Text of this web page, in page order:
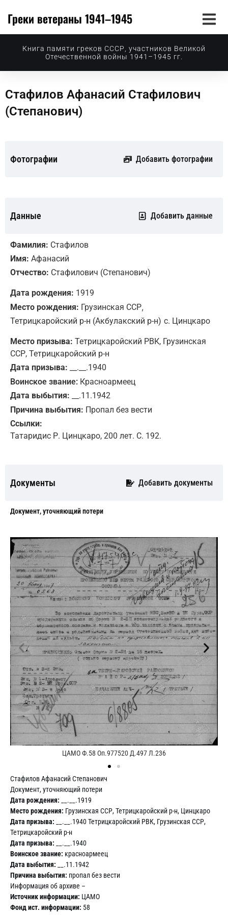
Греки ветераны 1941–1945
Книга памяти греков СССР, участников Великой
Отечественной войны 1941–1945 гг.
Стафилов Афанасий Стафилович
(Степанович)
Фотографии Добавить фотографии
Данные Добавить данные
Фамилия: Стафилов
Имя: Афанасий
Отчество: Стафилович (Степанович)
Дата рождения: 1919
Место рождения: Грузинская ССР,
Тетрицкаройский р-н (Акбулакский р-н) с. Цинцкаро
Место призыва: Тетрицкаройский РВК, Грузинская
ССР, Тетрицкаройский р-н
Дата призыва: __.__.1940
Воинское звание: Красноармеец
Дата выбытия: __.11.1942
Причина выбытия: Пропал без вести
Ссылки:
Татаридис Р. Цинцкаро, 200 лет. С. 192.
Документы Добавить документы
Документ, уточняющий потери
ЦАМО Ф.58 Оп.977520 Д.497 Л.236
Стафилов Афанасий Степанович
Документ, уточняющий потери
Дата рождения: __.__.1919
Место рождения: Грузинская ССР, Тетрицкаройский р-н, Цинцкаро
Дата призыва: __.__.1940 Тетрицкаройский РВК, Грузинская ССР,
Тетрицкаройский р-н
Дата призыва: __.__.1940
Воинское звание: красноармеец
Дата выбытия: __.11.1942
Причина выбытия: пропал без вести
Информация об архиве –
Источник информации: ЦАМО
Фонд ист. информации: 58